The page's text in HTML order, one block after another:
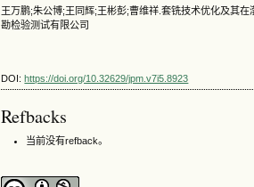
王万鹏;朱公博;王同辉;王彬彭;曹维祥.套铣技术优化及其
勘检验测试有限公司
DOI: https://doi.org/10.32629/jpm.v7i5.8923
Refbacks
当前没有refback。